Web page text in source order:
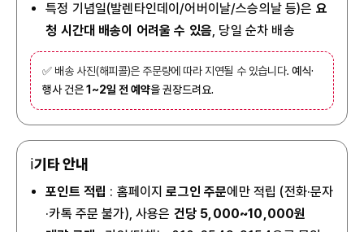
특정 기념일(발렌타인데이/어버이날/스승의날 등)은 요
청 시간대 배송이 어려울 수 있음, 당일 순차 배송
✅ 배송 사진(해피콜)은 주문량에 따라 지연될 수 있습니다.예식·
행사 건은1~2일 전 예약을 권장드려요.
ℹ️기타 안내
포인트 적립 : 홈페이지로그인 주문에만 적립 (전화·문자
·카톡 주문 불가), 사용은 건당 5,000~10,000원